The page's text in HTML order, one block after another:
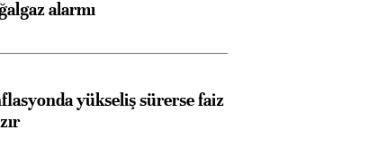
alarmı
yükseliş sürerse faiz